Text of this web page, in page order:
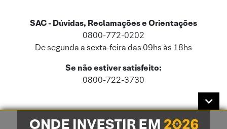
SAC - Dúvidas, Reclamações e Orientações
0800-772-0202
De segunda a sexta-feira das 09hs às 18hs
Se não estiver satisfeito:
0800-722-3730
Este site usa cookies e dados pessoais de acordo com a nossaPolítica de
Cookies
e a nossaPolítica de Privacidade.